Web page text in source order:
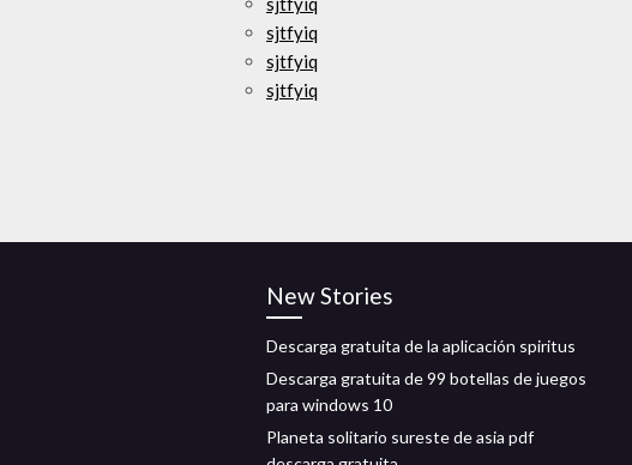
sjtfyiq
sjtfyiq
sjtfyiq
New Stories
Descarga gratuita de la aplicación spiritus
Descarga gratuita de 99 botellas de juegos
para windows 10
Planeta solitario sureste de asia pdf